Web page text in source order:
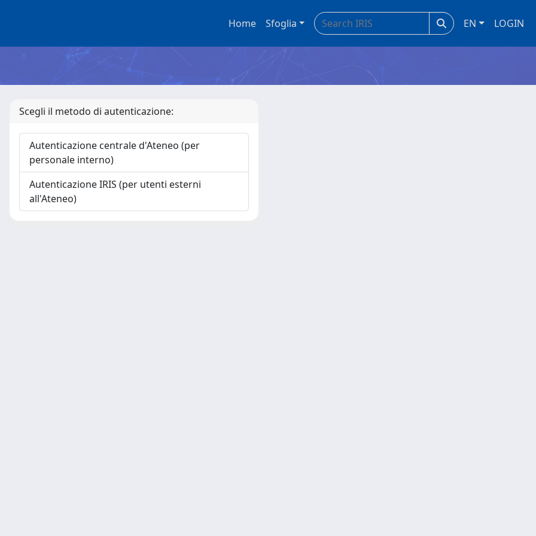
Home Sfoglia EN LOGIN
Scegli il metodo di autenticazione:
Autenticazione centrale d'Ateneo (per
personale interno)
Autenticazione IRIS (per utenti esterni
all'Ateneo)